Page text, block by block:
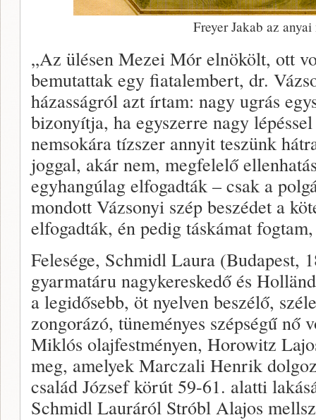
Freyer Jakab az
„Az ülésen Mezei Mór elnökölt, ott
bemutattak egy fiatalembert, dr.
házasságról azt írtam: nagy ugrás
bizonyítja, ha egyszerre nagy
nemsokára tízszer annyit teszünk
joggal, akár nem, megfelelő
egyhangúlag elfogadták – csak a
mondott Vázsonyi szép beszédet a
elfogadták, én pedig táskámat
Felesége, Schmidl Laura (Budapest,
gyarmatáru nagykereskedő és
a legidősebb, öt nyelven beszélő,
zongorázó, tüneményes szépségű nő
Miklós olajfestményen, Horowitz
meg, amelyek Marczali Henrik
család József körút 59-61. alatti
Schmidl Lauráról Stróbl Alajos